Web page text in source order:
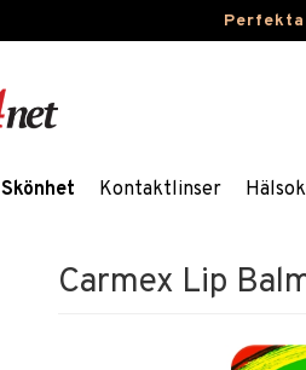
Skönhet Kontaktlinser
Carmex Lip